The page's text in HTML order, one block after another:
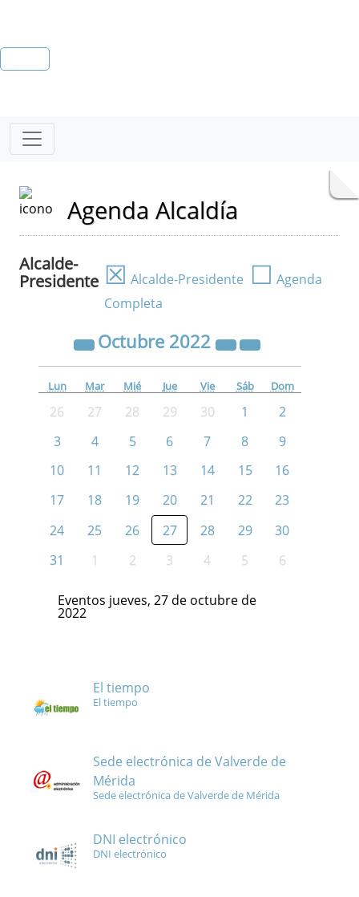
Agenda Alcaldía
Alcalde-
Presidente ☒ Alcalde-Presidente ☐ Agenda
Completa
Octubre 2022
Lun Mar Mié Jue Vie Sáb Dom
26 27 28 29 30 1
2
3
4 5 6 7 8
9
10
11 12 13 14 15
16
17
18 19 20 21 22
23
24
25 26 27 28 29
30
31
1 2 3 4 5 6
Eventos jueves, 27 de octubre de
2022
El tiempo
El tiempo
Sede electrónica de Valverde de
Mérida
Sede electrónica de Valverde de Mérida
DNI electrónico
DNI electrónico